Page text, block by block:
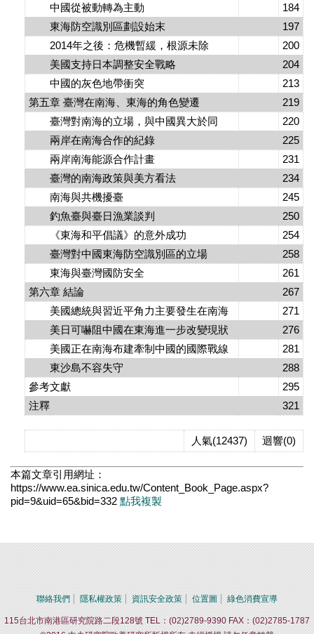
中國從被動轉為主動
184
東海防空識別區劃設始末
197
2014年之後：危機暫緩，根源未除
200
美國支持日本調整安全戰略
204
中國的灰色地帶衝突
213
第五章 臺灣在南海、東海的角色變遷
219
臺灣對南海的立場，與中國異大於同
220
兩岸在南海合作的紀錄
225
兩岸南海能源合作計畫
231
臺灣的南海政策與美方看法
234
南海與共機擾臺
245
釣魚臺與臺日漁業談判
250
《東海和平倡議》的意外成功
254
臺灣對中國東海防空識別區的立場
258
東海與臺灣國防安全
261
第六章 結論
267
美國總統與習近平角力主要發生在南海
271
美日可嚇阻中國在東海進一步改變現狀
276
美國正在南海布建牽制中國的國際戰線
281
東沙島不容失守
288
參考文獻
295
注釋
321
迴響(0)
人氣(12437)
本篇文章引用網址：
https://www.ea.sinica.edu.tw/Content_Book_Page.aspx?
pid=9&uid=65&bid=332 點我複製
聯絡我們 隱私權政策 資訊安全政策 位置圖 綠色消費宣導
115台北市南港區研究院路二段128號 TEL：(02)2789-9390 FAX：(02)2785-1787